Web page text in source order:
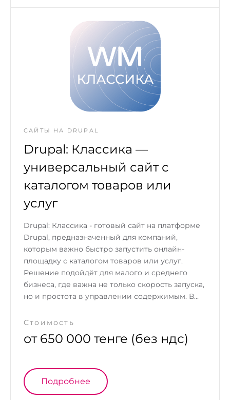
САЙТЫ НА DRUPAL
Drupal: Классика —
универсальный сайт с
каталогом товаров или
услуг
Drupal: Классика - готовый сайт на платформе
Drupal, предназначенный для компаний,
которым важно быстро запустить онлайн-
площадку с каталогом товаров или услуг.
Решение подойдёт для малого и среднего
бизнеса, где важна не только скорость запуска,
но и простота в управлении содержимым. В...
Стоимость
от 650 000 тенге (без ндс)
Подробнее